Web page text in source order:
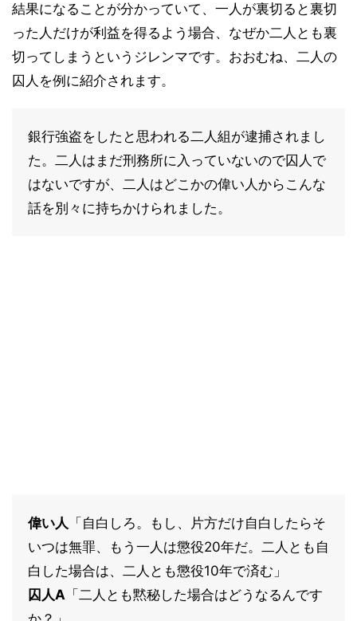
結果になることが分かっていて、一人が裏切ると裏切
った人だけが利益を得るよう場合、なぜか二人とも裏
切ってしまうというジレンマです。おおむね、二人の
囚人を例に紹介されます。
銀行強盗をしたと思われる二人組が逮捕されまし
た。二人はまだ刑務所に入っていないので囚人で
はないですが、二人はどこかの偉い人からこんな
話を別々に持ちかけられました。
偉い人 「自白しろ。もし、片方だけ自白したらそ
いつは無罪、もう一人は懲役20年だ。二人とも自
白した場合は、二人とも懲役10年で済む」
囚人A 「二人とも黙秘した場合はどうなるんです